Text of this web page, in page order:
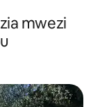
mwezi